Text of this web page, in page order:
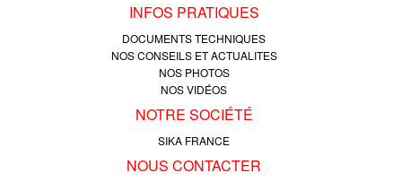
INFOS PRATIQUES
DOCUMENTS TECHNIQUES
NOS CONSEILS ET ACTUALITES
NOS PHOTOS
NOS VIDÉOS
NOTRE SOCIÉTÉ
SIKA FRANCE
NOUS CONTACTER